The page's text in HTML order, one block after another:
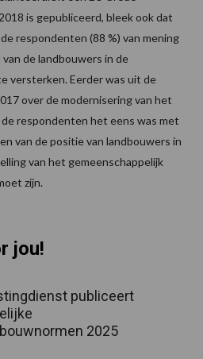
is gepubliceerd, bleek ook dat
respondenten (88 %) van mening
de landbouwers in de
versterken. Eerder was uit de
over de modernisering van het
respondenten het eens was met
van de positie van landbouwers in
van het gemeenschappelijk
zijn.
jou!
publiceert
2025